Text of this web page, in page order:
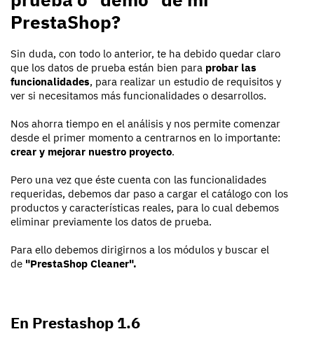
PrestaShop?
Sin duda, con todo lo anterior, te ha debido quedar claro
que los datos de prueba están bien para probar las
funcionalidades, para realizar un estudio de requisitos y
ver si necesitamos más funcionalidades o desarrollos.
Nos ahorra tiempo en el análisis y nos permite comenzar
desde el primer momento a centrarnos en lo importante:
crear y mejorar nuestro proyecto.
Pero una vez que éste cuenta con las funcionalidades
requeridas, debemos dar paso a cargar el catálogo con los
productos y características reales, para lo cual debemos
eliminar previamente los datos de prueba.
Para ello debemos dirigirnos a los módulos y buscar el
de "PrestaShop Cleaner".
En Prestashop 1.6